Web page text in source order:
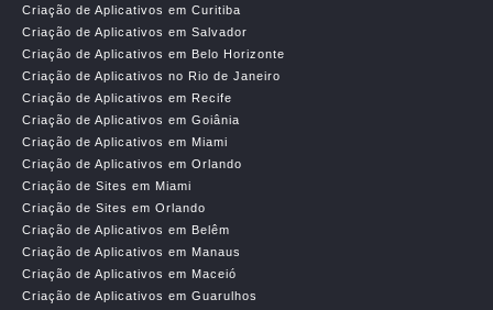
Criação de Aplicativos em Curitiba
Criação de Aplicativos em Salvador
Criação de Aplicativos em Belo Horizonte
Criação de Aplicativos no Rio de Janeiro
Criação de Aplicativos em Recife
Criação de Aplicativos em Goiânia
Criação de Aplicativos em Miami
Criação de Aplicativos em Orlando
Criação de Sites em Miami
Criação de Sites em Orlando
Criação de Aplicativos em Belêm
Criação de Aplicativos em Manaus
Criação de Aplicativos em Maceió
Criação de Aplicativos em Guarulhos